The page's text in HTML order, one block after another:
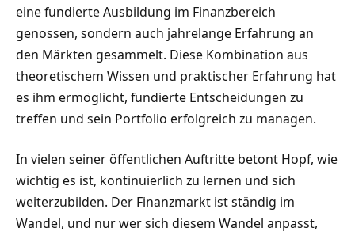
eine fundierte Ausbildung im Finanzbereich
genossen, sondern auch jahrelange Erfahrung an
den Märkten gesammelt. Diese Kombination aus
theoretischem Wissen und praktischer Erfahrung hat
es ihm ermöglicht, fundierte Entscheidungen zu
treffen und sein Portfolio erfolgreich zu managen.
In vielen seiner öffentlichen Auftritte betont Hopf, wie
wichtig es ist, kontinuierlich zu lernen und sich
weiterzubilden. Der Finanzmarkt ist ständig im
Wandel, und nur wer sich diesem Wandel anpasst,